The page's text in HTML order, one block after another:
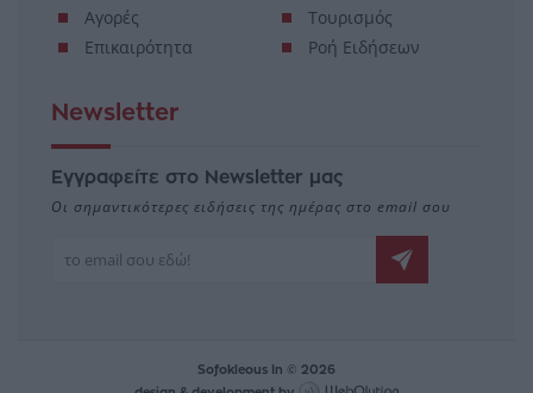
Αγορές
Επικαιρότητα
Τουρισμός
Ροή Ειδήσεων
Newsletter
Εγγραφείτε στο Newsletter μας
Οι σημαντικότερες ειδήσεις της ημέρας στο email σου
Sofokleous In © 2026